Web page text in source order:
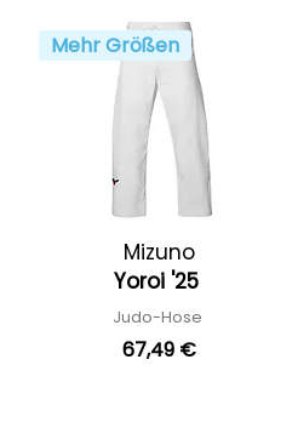
Mehr Größen
Mizuno
Yoroi '25
Judo-Hose
67,49 €